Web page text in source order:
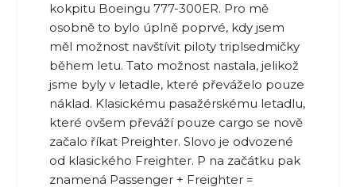
kokpitu Boeingu 777-300ER. Pro mě
osobně to bylo úplně poprvé, kdy jsem
měl možnost navštívit piloty triplsedmičky
během letu. Tato možnost nastala, jelikož
jsme byly v letadle, které převáželo pouze
náklad. Klasickému pasažérskému letadlu,
které ovšem převáží pouze cargo se nově
začalo říkat Preighter. Slovo je odvozené
od klasického Freighter. P na začátku pak
znamená Passenger + Freighter =